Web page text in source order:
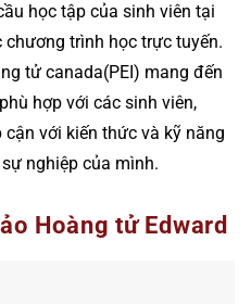
học tập của sinh viên tại
chương trình học trực tuyến.
tử canada(PEI) mang đến
hợp với các sinh viên,
với kiến thức và kỹ năng
nghiệp của mình.
Hoàng tử Edward